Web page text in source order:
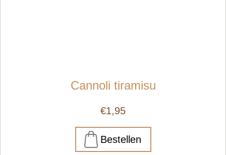
Cannoli tiramisu
€1,95